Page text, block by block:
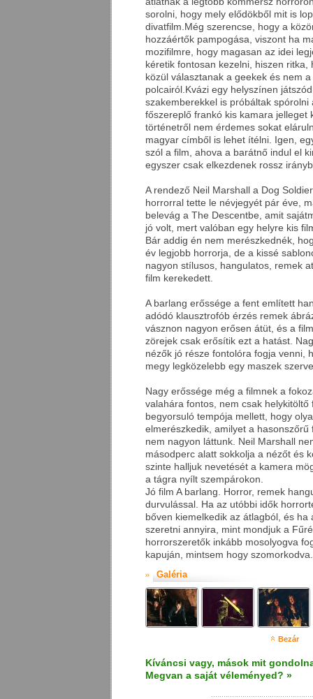
sorolni, hogy mely elődökből mit is
divatfilm.Még szerencse, hogy a
hozzáértők pampogása, viszont ha
mozifilmre, hogy magasan az idei
kéretik fontosan kezelni, hiszen ritka,
közül választanak a geekek és nem
polcairól.Kvázi egy helyszínen
szakemberekkel is próbáltak
főszereplő frankó kis kamara jelleget
történetről nem érdemes sokat
magyar címből is lehet ítélni. Igen,
szól a film, ahova a barátnő indul el
egyszer csak elkezdenek rossz
A rendező Neil Marshall a Dog
horrorral tette le névjegyét pár éve,
belevág a The Descentbe, amit
jó volt, mert valóban egy helyre kis
Bár addig én nem merészkednék,
év legjobb horrorja, de a kissé
nagyon stílusos, hangulatos, remek
film kerekedett.
A barlang erőssége a fent említett
adódó klausztrofób érzés remek
vásznon nagyon erősen átüt, és a
zörejek csak erősítik ezt a hatást.
nézők jó része fontolóra fogja venni,
megy legközelebb egy maszek
Nagy erőssége még a filmnek a
valahára fontos, nem csak helykitöltő
begyorsuló tempója mellett, hogy
elmerészkedik, amilyet a hasonszőrű
nem nagyon láttunk. Neil Marshall
másodperc alatt sokkolja a nézőt és
szinte halljuk nevetését a kamera
a tágra nyílt szempárokon.
Jó film A barlang. Horror, remek
durvulással. Ha az utóbbi idők
bőven kiemelkedik az átlagból, és ha
szeretni annyira, mint mondjuk a
horrorszeretők inkább mosolyogva
kapuján, mintsem hogy szomorkodva.
Galéria
Bezár
Kíváncsi vagy, mások mit
Megvan a saját véleményed? »